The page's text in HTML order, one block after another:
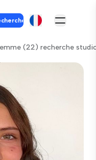
(22) recherche